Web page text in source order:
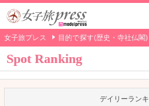
女子旅プレス 目的で探す(歴史・寺社仏閣)
Spot Ranking
デイリーラン